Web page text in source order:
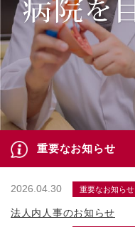
重要なお知らせ
2026.04.30 重要なお知らせ
法人内人事のお知らせ